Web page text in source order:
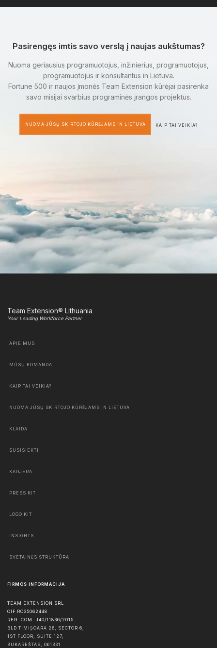
Pasirengęs imtis savo verslą į naujas aukštumas?
Nuoma geriausius programuotojus, inžinierius, programuotojus,
programuotojus ir konsultantus in Lietuva.
Fortune 500 ir naujos įmonės Team Extension kūrėjai pasirenka
savo misijai svarbius programinės įrangos projektus.
NUOMA JŪSŲ SKIRTOJO KŪRĖJAMS IN LIETUVA KAIP TAI VEIKIA?
Team Extension® Lithuania
Your Leading Workforce Partner
APIE MUS
MŪSŲ KOMANDA
KAIP TAI VEIKIA?
NUOMA JŪSŲ SKIRTOJO KŪRĖJAMS IN LIETUVA
KLAIDA
SUSISIEKTI
KARJERA
PRESS KIT
LOGO KIT
INSIGHTS
SVETAINĖS STRUKTŪRA
FIRMOS INFORMACIJA
TEAM EXTENSION SRL
CIF RO35062448
REG. COM. J40/11836/2015
BLD TIMIȘOARA 26, SECTOR 6,
1ST FLOOR, SUITE 127,
BUKAREŠTAS, 061331